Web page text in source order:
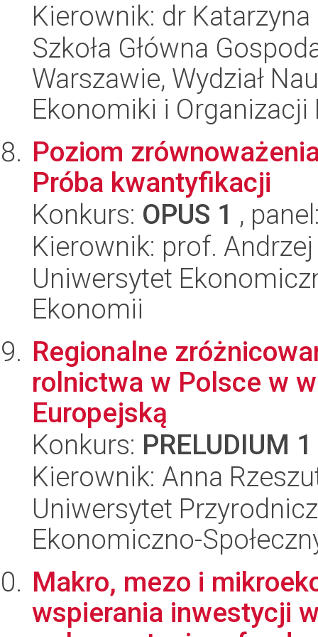
Kierownik: dr
Szkoła Główna
Warszawie, Wydział
Ekonomiki i
Poziom
Próba kwantyfikacji
Konkurs: OPUS 1 ,
Kierownik: prof.
Uniwersytet
Ekonomii
Regionalne
rolnictwa w Polsce w
Europejską
Konkurs: PRELUDIUM 1
Kierownik: Anna
Uniwersytet
Ekonomiczno-
Makro, mezo i
wspierania inwestycji